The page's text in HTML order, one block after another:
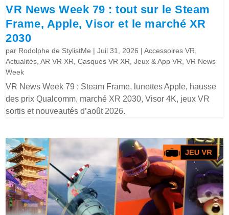
VR News Week 79 : tout sur le Steam
Frame, Apple, Visor et le marché XR
2030
par Rodolphe de StylistMe |Juil 31, 2026 |Accessoires VR,
Actualités,AR VR XR,Casques VR XR,Jeux & App VR,VR News
Week
VR News Week 79 : Steam Frame, lunettes Apple, hausse
des prix Qualcomm, marché XR 2030, Visor 4K, jeux VR
sortis et nouveautés d’août 2026.